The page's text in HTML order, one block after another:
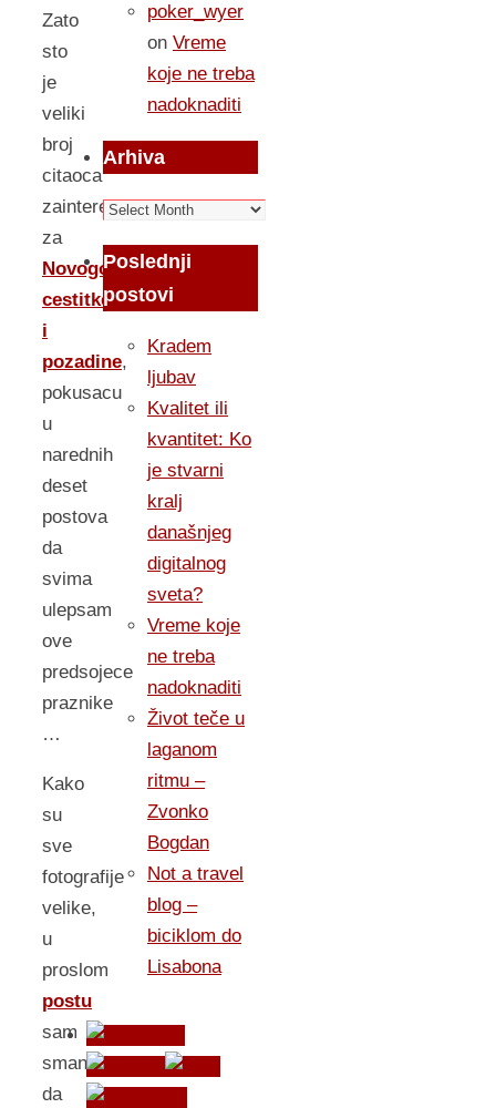
Zato
sto
je
veliki
broj
citaoca
zainteresovan
za
Novogodisnje
cestitke
i
pozadine,
pokusacu
u
narednih
deset
postova
da
svima
ulepsam
ove
predsojece
praznike
…
Kako
su
sve
fotografije
velike,
u
proslom
postu
sam
smanjivao
da
poker_wyer
on Vreme
koje ne treba
nadoknaditi
Arhiva
Arhiva
Poslednji
postovi
Kradem
ljubav
Kvalitet ili
kvantitet: Ko
je stvarni
kralj
današnjeg
digitalnog
sveta?
Vreme koje
ne treba
nadoknaditi
Život teče u
laganom
ritmu –
Zvonko
Bogdan
Not a travel
blog –
biciklom do
Lisabona